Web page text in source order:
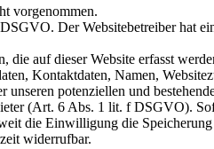
vorgenommen.
Der Websitebetreiber hat
auf dieser Website erfasst
Kontaktdaten, Namen,
potenziellen und
(Art. 6 Abs. 1 lit. f DSGVO).
die Einwilligung die
widerrufbar.